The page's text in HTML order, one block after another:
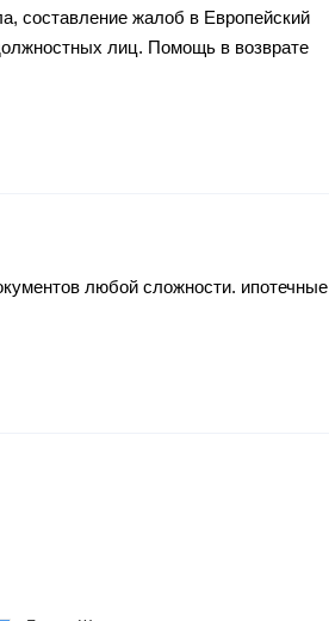
составление жалоб в Европейский
лиц. Помощь в возврате
любой сложности. ипотечные